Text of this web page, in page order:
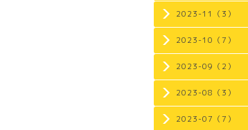
2023-11（3）
2023-10（7）
2023-09（2）
2023-08（3）
2023-07（7）